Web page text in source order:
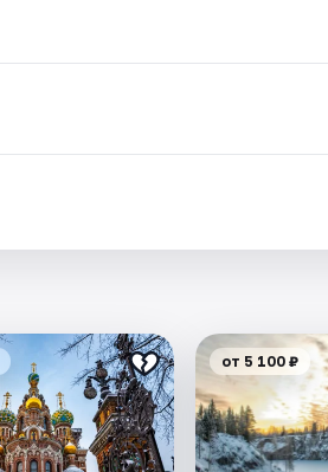
от 5 100 ₽